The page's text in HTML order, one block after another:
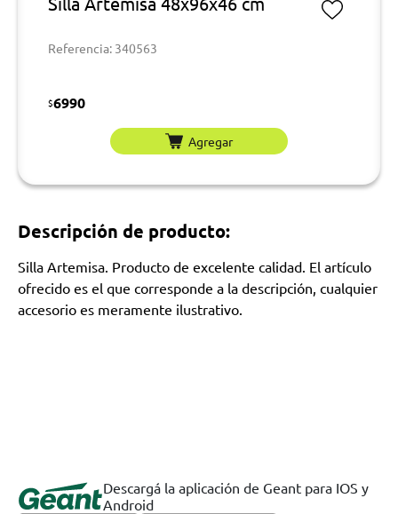
Referencia: 340563
$6990
Agregar
Descripción de producto:
Silla Artemisa. Producto de excelente calidad. El artículo
ofrecido es el que corresponde a la descripción, cualquier
accesorio es meramente ilustrativo.
Descargá la aplicación de Geant para IOS y
Android